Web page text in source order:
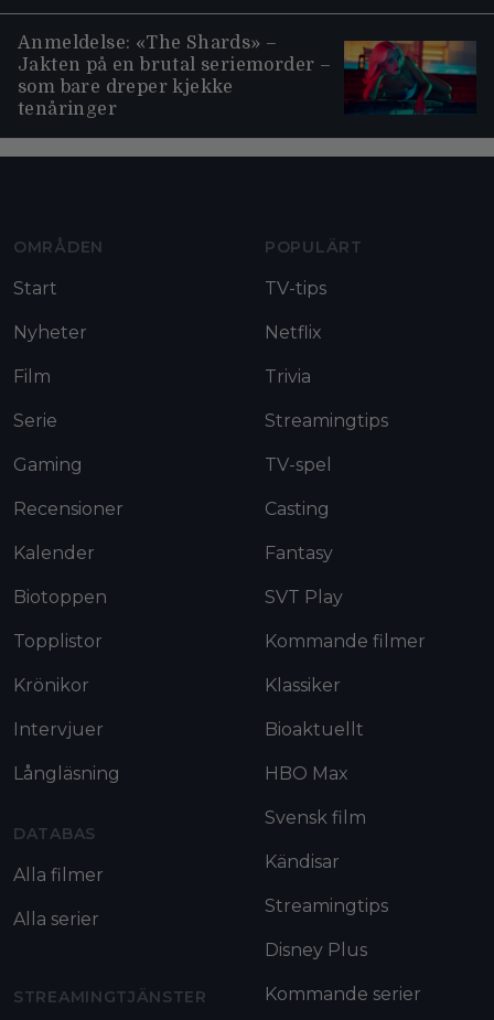
Anmeldelse: «The Shards» –
Jakten på en brutal seriemorder –
som bare dreper kjekke
tenåringer
OMRÅDEN
Start
Nyheter
Film
Serie
Gaming
Recensioner
Kalender
Biotoppen
Topplistor
Krönikor
Intervjuer
Långläsning
DATABAS
Alla filmer
Alla serier
STREAMINGTJÄNSTER
POPULÄRT
TV-tips
Netflix
Trivia
Streamingtips
TV-spel
Casting
Fantasy
SVT Play
Kommande filmer
Klassiker
Bioaktuellt
HBO Max
Svensk film
Kändisar
Streamingtips
Disney Plus
Kommande serier